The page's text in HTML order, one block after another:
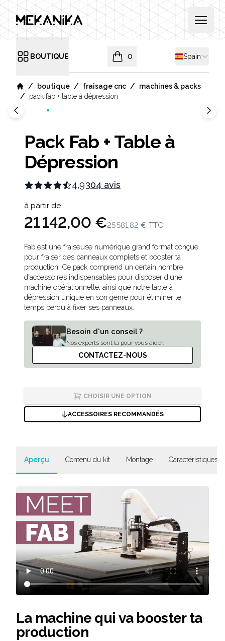
MEKANIKA Open
Open menu
BOUTIQUE Shipping
Spain
0
items in cart, view bag
Home
/ boutique / fraisage cnc / machines & packs
/ pack fab + table à dépression
Pack Fab + Table à
Dépression
4,9304 avis
Product information
à partir de
21 142,00 €25 581,82 € TTC
Description
Fab est une fraiseuse numérique grand format conçue
pour fraiser des panneaux complets et booster ta
production. Ce pack comprend un certain nombre
d'accessoires indispensables pour disposer d'une
machine opérationnelle, ainsi que notre table à
dépression unique en son genre pour éliminer le
temps perdu à fixer ses panneaux.
Besoin d'un conseil ?
Nos experts sont là pour vous aider.
CONTACTEZ-NOUS
CHOISIR UNE OPTION
ACCESSOIRES RECOMMANDÉS
Aperçu Contenu du kit Montage Caractéristiques
La machine qui va booster ta
production